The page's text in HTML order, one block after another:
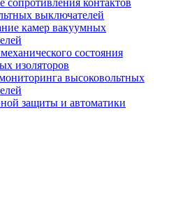
сопротивления контактов
выключателей
камер вакуумных
состояния
изоляторов
высоковольтных
защиты и автоматики